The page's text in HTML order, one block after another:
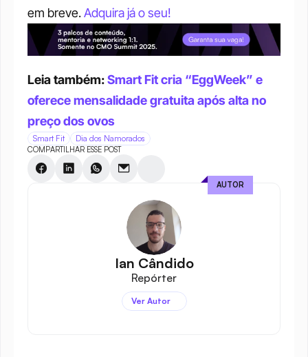
em breve. Adquira já o seu!
Leia também: Smart Fit cria “EggWeek” e
oferece mensalidade gratuita após alta no
preço dos ovos
Smart Fit Dia dos Namorados
COMPARTILHAR ESSE POST
Ian Cândido
Repórter
Ver Autor
AUTOR